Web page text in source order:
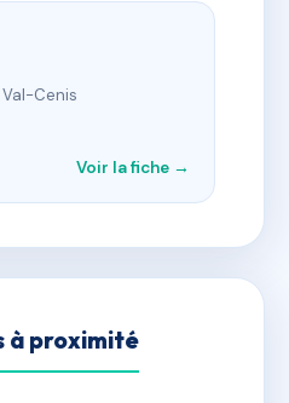
Cenis
Voir la fiche →
proximité